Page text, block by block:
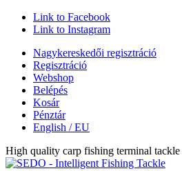
Link to Facebook
Link to Instagram
Nagykereskedői regisztráció
Regisztráció
Webshop
Belépés
Kosár
Pénztár
English / EU
High quality carp fishing terminal tackle